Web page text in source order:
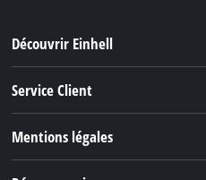
Découvrir Einhell
Outils de Bricolage
Accessoires
Service Client
Mentions légales